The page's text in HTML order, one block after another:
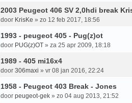
2003 Peugeot 406 SV 2,0hdi break
door KrisKe » zo 12 feb 2017, 18:56
1993 - peugeot 405 - Pug(z)ot
door PUG(z)OT » za 25 apr 2009, 18:18
1989 - 405 mi16x4
door 306maxi » vr 08 jan 2016, 22:24
1958 - Peugeot 403 Break - Jones
door peugeot-gek » zo 04 aug 2013, 21:52